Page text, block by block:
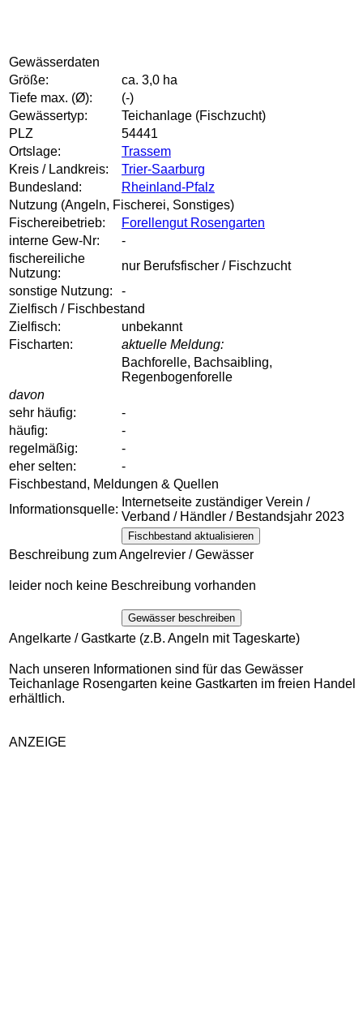
Gewässerdaten
Größe:
ca. 3,0 ha
Tiefe max. (Ø):
(-)
Gewässertyp:
Teichanlage (Fischzucht)
PLZ
54441
Ortslage:
Trassem
Kreis / Landkreis:
Trier-Saarburg
Bundesland:
Rheinland-Pfalz
Nutzung (Angeln, Fischerei, Sonstiges)
Fischereibetrieb:
Forellengut Rosengarten
interne Gew-Nr:
-
fischereiliche
Nutzung:
nur Berufsfischer / Fischzucht
sonstige Nutzung:
-
Zielfisch / Fischbestand
Zielfisch:
unbekannt
Fischarten:
aktuelle Meldung:
Bachforelle, Bachsaibling,
Regenbogenforelle
davon
sehr häufig:
-
häufig:
-
regelmäßig:
-
eher selten:
-
Fischbestand, Meldungen & Quellen
Informationsquelle:
Internetseite zuständiger Verein /
Verband / Händler / Bestandsjahr 2023
Fischbestand aktualisieren
Beschreibung zum Angelrevier / Gewässer
leider noch keine Beschreibung vorhanden
Gewässer beschreiben
Angelkarte / Gastkarte (z.B. Angeln mit Tageskarte)
Nach unseren Informationen sind für das Gewässer
Teichanlage Rosengarten keine Gastkarten im freien Handel
erhältlich.
ANZEIGE